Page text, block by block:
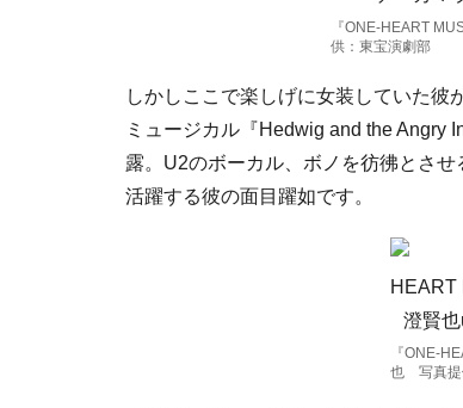
『ONE-HEART
供：東宝演劇部
しかしここで楽しげに女装していた彼
ミュージカル『Hedwig and the Angry
露。U2のボーカル、ボノを彷彿とさ
活躍する彼の面目躍如です。
『ONE-
也 写真提